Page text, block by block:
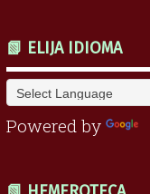
📗 ELIJA IDIOMA
Powered by